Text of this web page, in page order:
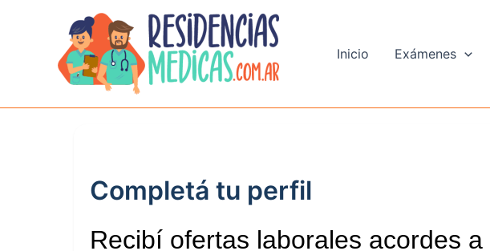
Inicio Exámenes
Completá tu perfil